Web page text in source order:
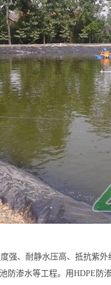
、耐静水压高、抵抗紫外
防渗水等工程。用HDPE